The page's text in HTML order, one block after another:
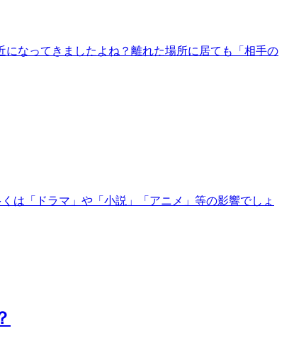
になってきましたよね？離れた場所に居ても「相手の
は「ドラマ」や「小説」「アニメ」等の影響でしょ